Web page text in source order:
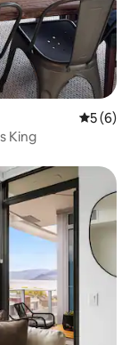
Note
5 (6)
King